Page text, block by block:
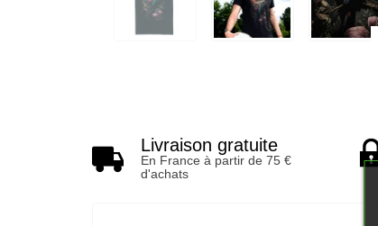
Livraison gratuite
En France à partir de 75 €
d'achats